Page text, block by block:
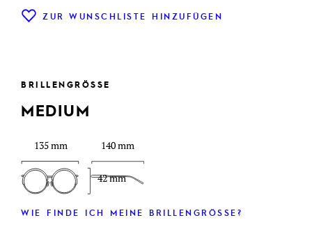
ZUR WUNSCHLISTE HINZUFÜGEN
BRILLENGRÖSSE
MEDIUM
135 mm
42 mm
140 mm
WIE FINDE ICH MEINE BRILLENGRÖSSE?